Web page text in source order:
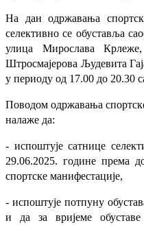
На дан одржавања
селективно се обуставља
улица Мирослава
Штросмајерова Људевита
у периоду од 17.00 до 20.30
Поводом одржавања
налаже да:
- испоштује сатнице
29.06.2025. године према
спортске манифестације,
- испоштује потпуну
и да за вријеме обуставе